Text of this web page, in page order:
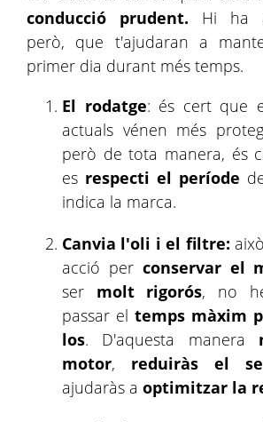
conducció prudent. Hi ha
però, que t'ajudaran a
primer dia durant més temps.
El rodatge: és cert que
actuals vénen més
però de tota manera, és
es respecti el període
indica la marca.
Canvia l'oli i el filtre:
acció perconservar el
ser molt rigorós, no
passar el temps màxim
los. D'aquesta manera
motor, reduiràs el
ajudaràs a optimitzar la